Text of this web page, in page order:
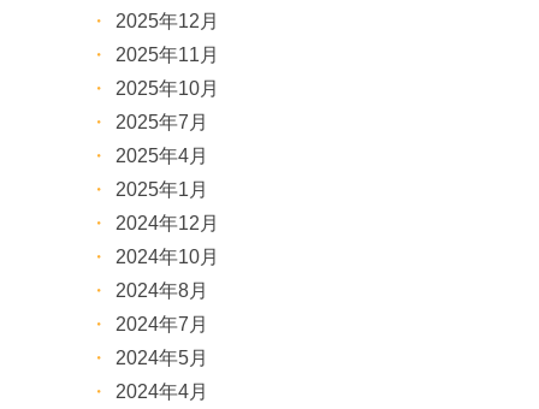
2025年12月
2025年11月
2025年10月
2025年7月
2025年4月
2025年1月
2024年12月
2024年10月
2024年8月
2024年7月
2024年5月
2024年4月